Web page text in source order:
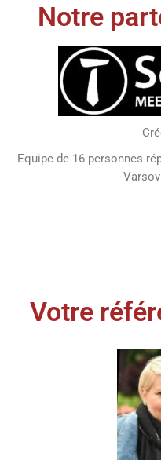
Notre
Equipe de 16 personnes
Votre